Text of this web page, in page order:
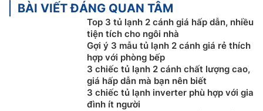
Hệ thống lọc than hoạt tính
BÀI VIẾT ĐÁNG QUAN TÂM
Top 3 tủ lạnh 2 cánh giá hấp dẫn, nhiều
tiện tích cho ngôi nhà
Gợi ý 3 mẫu tủ lạnh 2 cánh giá rẻ thích
hợp với phòng bếp
3 chiếc tủ lạnh 2 cánh chất lượng cao,
giá hấp dẫn mà bạn nên biết
3 chiếc tủ lạnh inverter phù hợp với gia
đình ít người